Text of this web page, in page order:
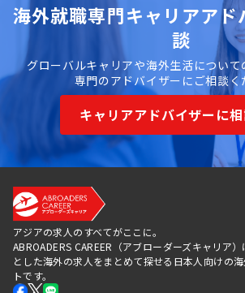
海外就職専門キャリアアド
談
グローバルキャリアや海外生活について
専門のアドバイザーにご相談く
キャリアアドバイザーに
アジアの求人のすべてがここに。
ABROADERS CAREER（アブローダーズキャリア
とした海外の求人をまとめて探せる日本人向けの
トです。